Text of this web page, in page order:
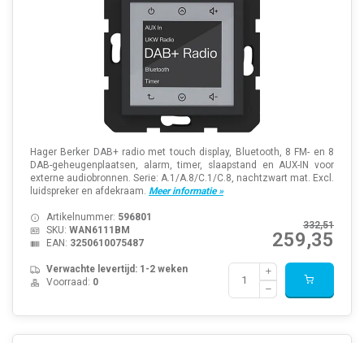
Hager Berker DAB+ radio met touch display, Bluetooth, 8 FM- en 8
DAB-geheugenplaatsen, alarm, timer, slaapstand en AUX-IN voor
externe audiobronnen. Serie: A.1/A.8/C.1/C.8, nachtzwart mat. Excl.
luidspreker en afdekraam. Meer informatie »
332,51
259,35
Artikelnummer: 596801
SKU: WAN6111BM
EAN: 3250610075487
Verwachte levertijd: 1-2 weken
Voorraad: 0